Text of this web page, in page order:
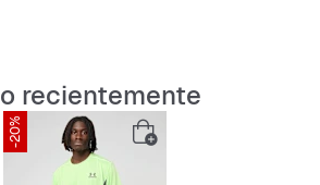
y resistente
recientemente
-20%